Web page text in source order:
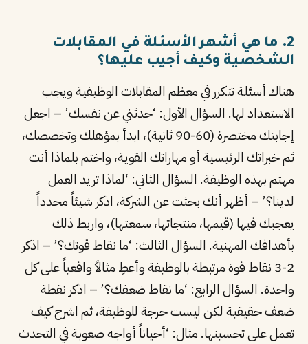
2. ما هي أشهر الأسئلة في المقابلات
الشخصية وكيف أجيب عليها؟
هناك أسئلة تتكرر في معظم المقابلات الوظيفية ويجب
الاستعداد لها. السؤال الأول: ‘حدثني عن نفسك’ – اجعل
إجابتك مختصرة (60-90 ثانية)، ابدأ بمؤهلك وتخصصك،
ثم خبراتك الرئيسية أو مهاراتك القوية، واختم بلماذا أنت
مهتم بهذه الوظيفة. السؤال الثاني: ‘لماذا تريد العمل
لدينا؟’ – أظهر أنك بحثت عن الشركة، اذكر شيئاً محدداً
يعجبك فيها (قيمها، منتجاتها، سمعتها)، واربط ذلك
بأهدافك المهنية. السؤال الثالث: ‘ما نقاط قوتك؟’ – اذكر
2-3 نقاط قوة مرتبطة بالوظيفة وأعطِ مثالاً واقعياً على كل
واحدة. السؤال الرابع: ‘ما نقاط ضعفك؟’ – اذكر نقطة
ضعف حقيقية لكن ليست حرجة للوظيفة، ثم اشرح كيف
تعمل على تحسينها. مثال: ‘أحياناً أواجه صعوبة في التحدث